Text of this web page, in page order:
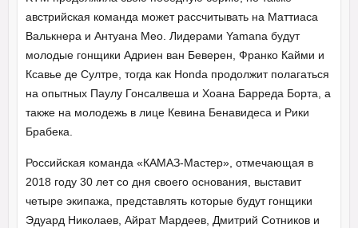
австрийская команда может рассчитывать на Маттиаса
Валькнера и Антуана Мео. Лидерами Yamana будут
молодые гонщики Адриен ван Беверен, Франко Кайми и
Ксавье де Султре, тогда как Honda продолжит полагаться
на опытных Паулу Гонсалвеша и Хоана Барреда Борта, а
также на молодежь в лице Кевина Бенавидеса и Рики
Брабека.
Российская команда «КАМАЗ-Мастер», отмечающая в
2018 году 30 лет со дня своего основания, выставит
четыре экипажа, представлять которые будут гонщики
Эдуард Николаев, Айрат Мардеев, Дмитрий Сотников и